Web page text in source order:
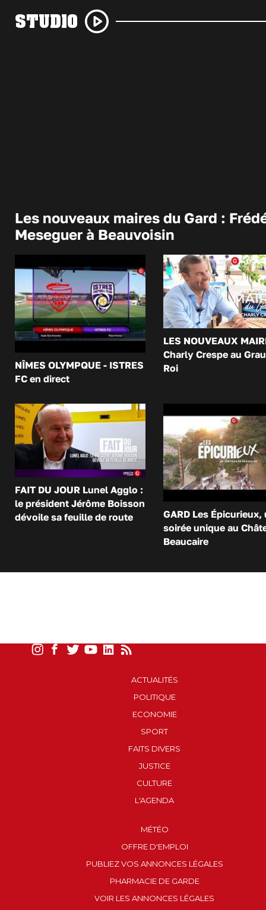
STUDIO
Les nouveaux maires du Gard :
Meseguer à Beauvoisin
NÎMES OLYMPQUE - ISTRES
FC en direct
LES NOUVEAUX
Charly Crespe au
Roi
FAIT DU JOUR Lunel Agglo :
le président Jérôme Boisson
dévoile sa feuille de route
GARD Les Épicurieux,
soirée unique au
Beaucaire
ACTUALITÉS
POLITIQUE
ECONOMIE
SPORT
FAITS DIVERS
JUSTICE
CULTURE
L'AGENDA
MÉTÉO
OFFRE D'EMPLOI
PUBLIEZ VOS ANNONCES LÉGALES
PHARMACIE DE GARDE
VOIR LES ANNONCES LÉGALES